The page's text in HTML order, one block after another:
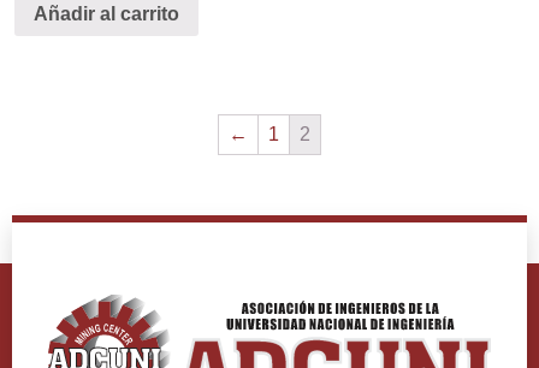
Añadir al carrito
← 1 2